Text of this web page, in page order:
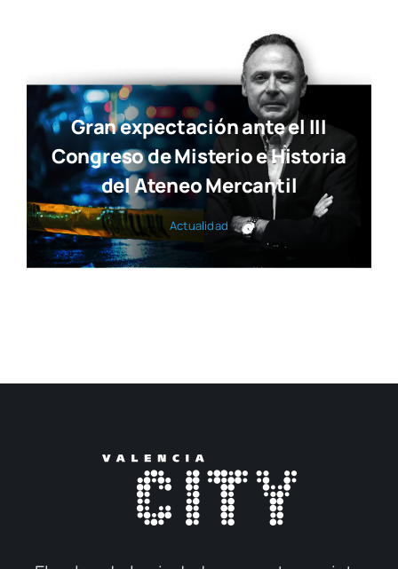
Gran expectación ante el III
Congreso de Misterio e Historia
del Ateneo Mercantil
Actua­li­dad